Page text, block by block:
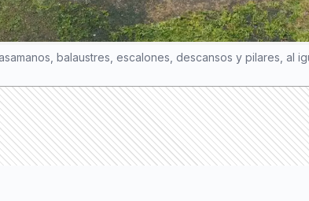
balaustres, escalones, descansos y pilares, al